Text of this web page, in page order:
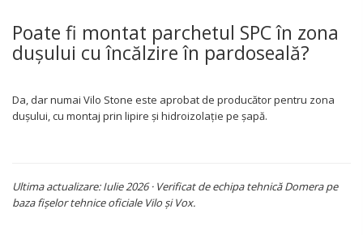
Poate fi montat parchetul SPC în zona
dușului cu încălzire în pardoseală?
Da, dar numai Vilo Stone este aprobat de producător pentru zona
dușului, cu montaj prin lipire și hidroizolație pe șapă.
Ultima actualizare: Iulie 2026 · Verificat de echipa tehnică Domera pe
baza fișelor tehnice oficiale Vilo și Vox.